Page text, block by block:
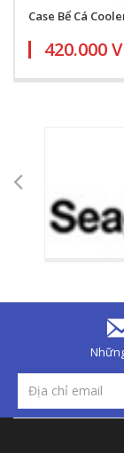
Case Bể Cá
420.000